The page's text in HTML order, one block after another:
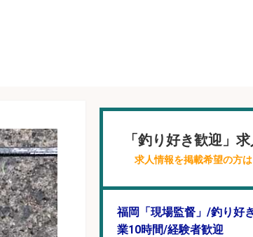
「釣り好き歓迎」
求人情報を掲載希望の方
福岡「現場監督」/釣り好
業10時間/経験者歓迎